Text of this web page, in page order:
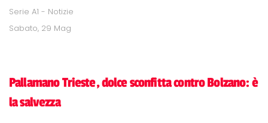
Serie A1 - Notizie
Sabato, 29 Mag
Pallamano Trieste, dolce sconfitta contro Bolzano: è
la salvezza